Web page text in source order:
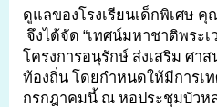
ดูแลของโรงเรียนเด็กพิเศษ
จึงได้จัด “เทศน์มหาชาติพระ
โครงการอนุรักษ์ ส่งเสริม ศ
ท้องถิ่น โดยกำหนดให้มีการเ
กรกฎาคมนี้ ณ หอประชุมบัว